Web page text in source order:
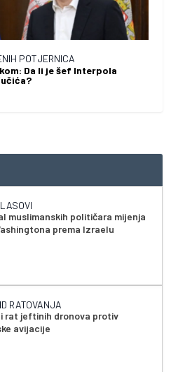
POTJERNICA
Da li je šef Interpola
muslimanskih političara mijenja
prema Izraelu
RATOVANJA
i rat jeftinih dronova protiv
avijacije